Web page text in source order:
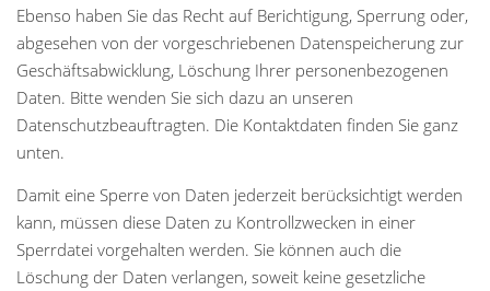
Ebenso haben Sie das Recht auf Berichtigung, Sperrung oder,
abgesehen von der vorgeschriebenen Datenspeicherung zur
Geschäftsabwicklung, Löschung Ihrer personenbezogenen
Daten. Bitte wenden Sie sich dazu an unseren
Datenschutzbeauftragten. Die Kontaktdaten finden Sie ganz
unten.
Damit eine Sperre von Daten jederzeit berücksichtigt werden
kann, müssen diese Daten zu Kontrollzwecken in einer
Sperrdatei vorgehalten werden. Sie können auch die
Löschung der Daten verlangen, soweit keine gesetzliche